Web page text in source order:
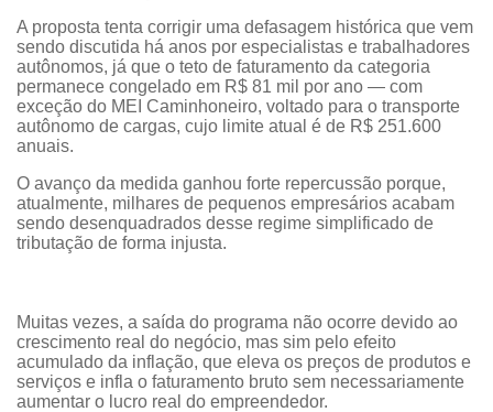
A proposta tenta corrigir uma defasagem histórica que vem
sendo discutida há anos por especialistas e trabalhadores
autônomos, já que o teto de faturamento da categoria
permanece congelado em R$ 81 mil por ano — com
exceção do MEI Caminhoneiro, voltado para o transporte
autônomo de cargas, cujo limite atual é de R$ 251.600
anuais.
O avanço da medida ganhou forte repercussão porque,
atualmente, milhares de pequenos empresários acabam
sendo desenquadrados desse regime simplificado de
tributação de forma injusta.
Muitas vezes, a saída do programa não ocorre devido ao
crescimento real do negócio, mas sim pelo efeito
acumulado da inflação, que eleva os preços de produtos e
serviços e infla o faturamento bruto sem necessariamente
aumentar o lucro real do empreendedor.